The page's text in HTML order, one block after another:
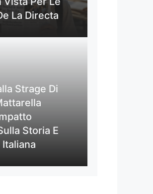
La Directa
Strage Di
Storia E